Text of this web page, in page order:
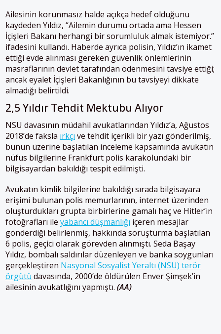
Ailesinin korunmasız halde açıkça hedef olduğunu
kaydeden Yıldız, “Ailemin durumu ortada ama Hessen
İçişleri Bakanı herhangi bir sorumluluk almak istemiyor.”
ifadesini kullandı. Haberde ayrıca polisin, Yıldız’ın ikamet
ettiği evde alınması gereken güvenlik önlemlerinin
masraflarının devlet tarafından ödenmesini tavsiye ettiği;
ancak eyalet İçişleri Bakanlığının bu tavsiyeyi dikkate
almadığı belirtildi.
2,5 Yıldır Tehdit Mektubu Alıyor
NSU davasının müdahil avukatlarından Yıldız’a, Ağustos
2018’de faksla ırkçı ve tehdit içerikli bir yazı gönderilmiş,
bunun üzerine başlatılan inceleme kapsamında avukatın
nüfus bilgilerine Frankfurt polis karakolundaki bir
bilgisayardan bakıldığı tespit edilmişti.
Avukatın kimlik bilgilerine bakıldığı sırada bilgisayara
erişimi bulunan polis memurlarının, internet üzerinden
oluşturdukları grupta birbirlerine gamalı haç ve Hitler’in
fotoğrafları ile yabancı düşmanlığı içeren mesajlar
gönderdiği belirlenmiş, hakkında soruşturma başlatılan
6 polis, geçici olarak görevden alınmıştı. Seda Başay
Yıldız, bombalı saldırılar düzenleyen ve banka soygunları
gerçekleştiren Nasyonal Sosyalist Yeraltı (NSU) terör
örgütü davasında, 2000’de öldürülen Enver Şimşek’in
ailesinin avukatlığını yapmıştı. (AA)